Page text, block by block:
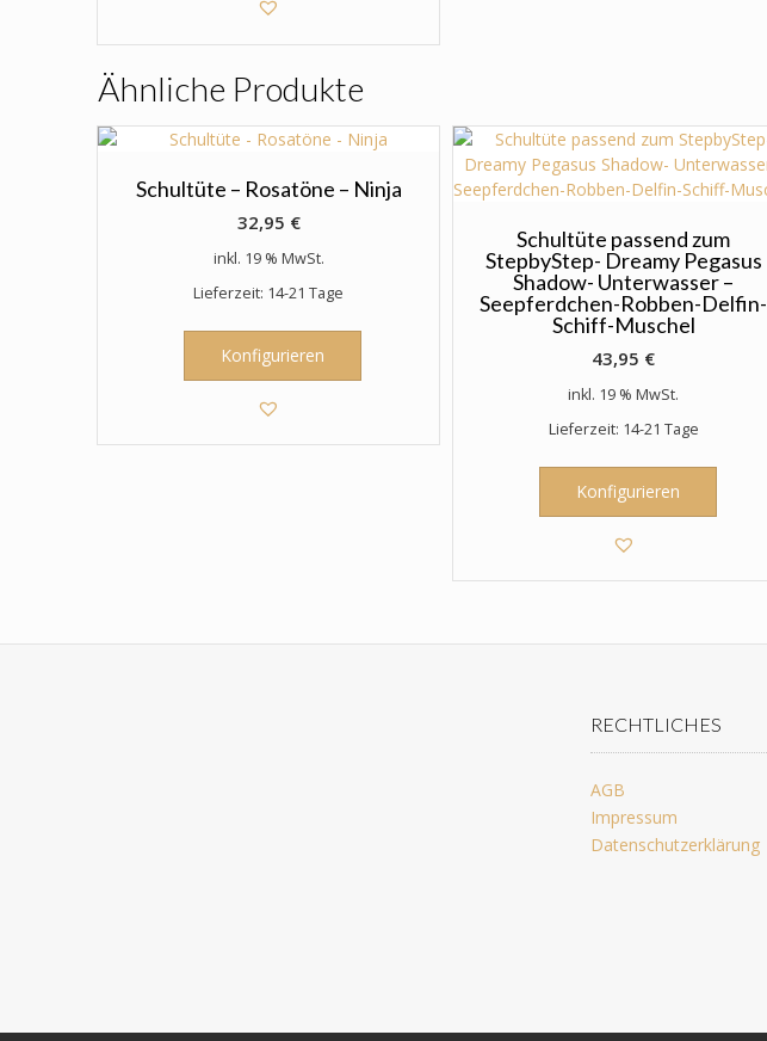
können
der
Ähnliche Produkte
Schultüte – Rosatöne – Ninja
32,95 €
inkl. 19 % MwSt.
Lieferzeit: 14-21 Tage
Konfigurieren
Schultüte passend zum
StepbyStep- Dreamy Pegasus
Shadow- Unterwasser –
Seepferdchen-Robben-Delfin-
Schiff-Muschel
43,95 €
inkl. 19 % MwSt.
Lieferzeit: 14-21 Tage
Konfigurieren
RECHTLICHES
AGB
Impressum
Datenschutzerklärung